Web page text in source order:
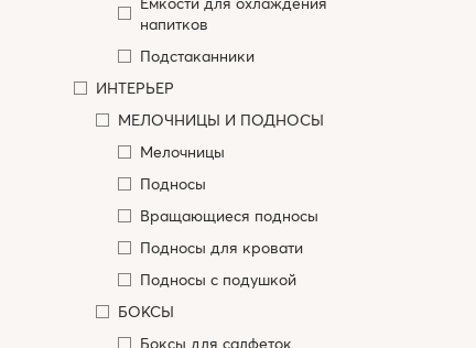
напитков
Подстаканники
ИНТЕРЬЕР
МЕЛОЧНИЦЫ И ПОДНОСЫ
Мелочницы
Подносы
Вращающиеся подносы
Подносы для кровати
Подносы с подушкой
БОКСЫ
Боксы для салфеток